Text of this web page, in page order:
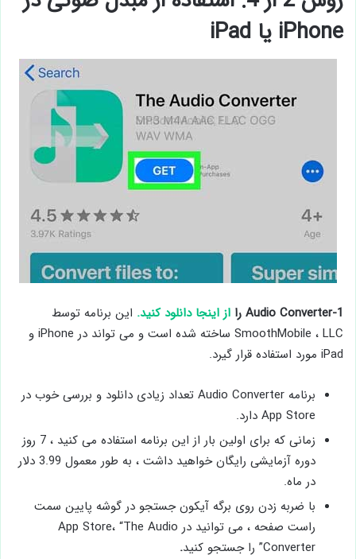
iPhone یا iPad
1-Audio Converter را از اینجا دانلود کنید. این برنامه توسط
SmoothMobile ، LLC ساخته شده است و می تواند در iPhone و
iPad مورد استفاده قرار گیرد.
برنامه Audio Converter تعداد زیادی دانلود و بررسی خوب در
App Store دارد.
زمانی که برای اولین بار از این برنامه استفاده می کنید ، 7 روز
دوره آزمایشی رایگان خواهید داشت ، به طور معمول 3.99 دلار
در ماه.
با ضربه زدن روی برگه آیکون جستجو در گوشه پایین سمت
راست صفحه ، می توانید در App Store، “The Audio
Converter” را جستجو کنید
.